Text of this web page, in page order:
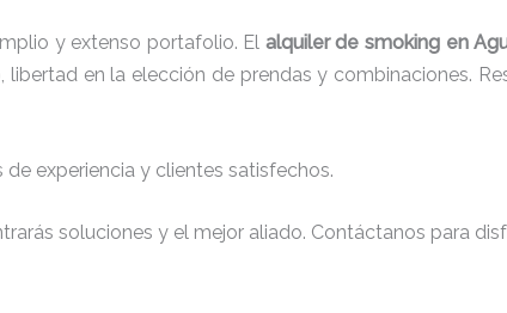
y extenso portafolio. El alquiler de smoking en
libertad en la elección de prendas y combinaciones.
experiencia y clientes satisfechos.
soluciones y el mejor aliado. Contáctanos para